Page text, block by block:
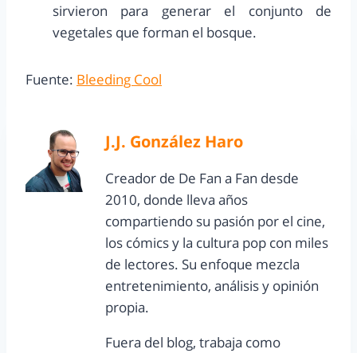
sirvieron para generar el conjunto de
vegetales que forman el bosque.
Fuente: Bleeding Cool
J.J. González Haro
Creador de De Fan a Fan desde
2010, donde lleva años
compartiendo su pasión por el cine,
los cómics y la cultura pop con miles
de lectores. Su enfoque mezcla
entretenimiento, análisis y opinión
propia.
Fuera del blog, trabaja como